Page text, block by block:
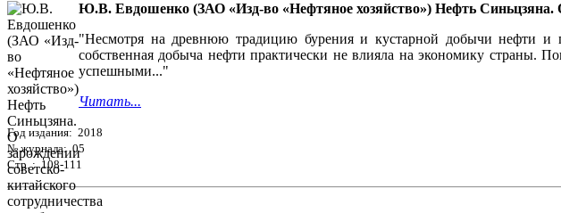
Ю.В. Евдошенко (ЗАО «Изд-во «Нефтяное хозяйство») Нефть Синьцзяна. О
"Несмотря на древнюю традицию бурения и кустарной добычи нефти и
собственная добыча нефти практически не влияла на экономику страны.
успешными..."
Читать...
Год издания: 2018
№ журнала: 05
Стр. : 108-111